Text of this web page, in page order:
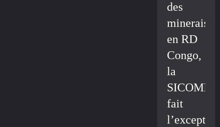
des
minerais
en RD
Congo,
la
fait